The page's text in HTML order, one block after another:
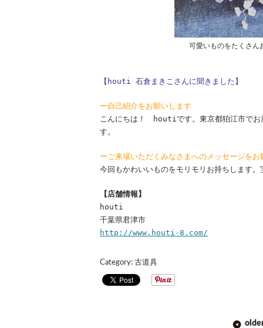
可愛いものをたくさん
【houti 石倉まきこさんに聞きました】
ー自己紹介をお願いします
こんにちは！ houtiです。東京都狛江市でお
す。
ーご来場いただくみなさまへのメッセージをお
今回もかわいいものをモリモリお持ちします
【店舗情報】
houti
千葉県君津市
http://www.houti-8.com/
Category: 古道具